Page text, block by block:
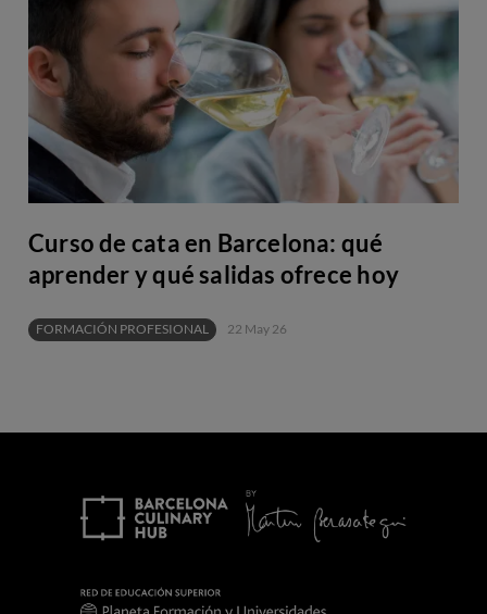
Curso de cata en Barcelona: qué
aprender y qué salidas ofrece hoy
FORMACIÓN PROFESIONAL 22 May 26